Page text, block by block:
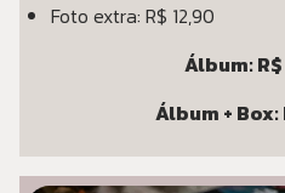
Foto extra: R$ 12,90
Álbum:
Álbum + Box: